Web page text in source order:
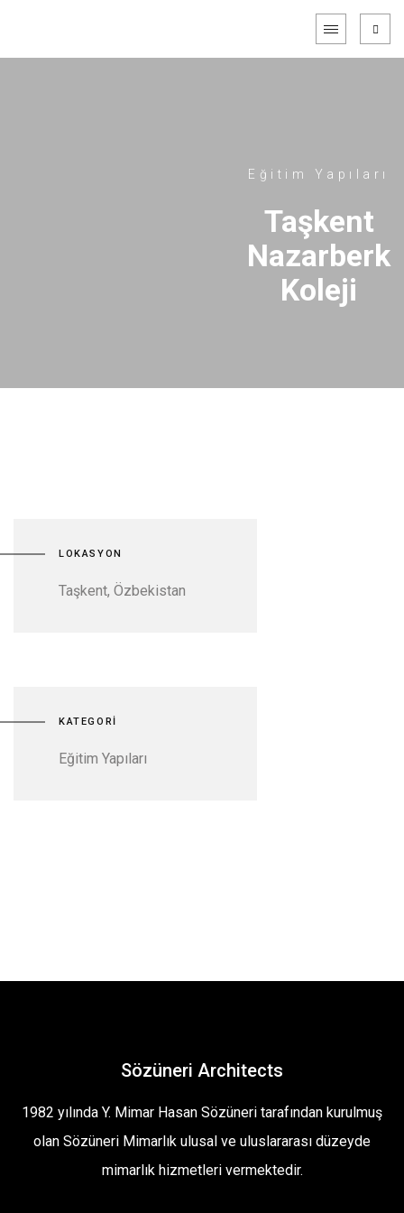
Eğitim Yapıları
Taşkent
Nazarberk
Koleji
LOKASYON
Taşkent, Özbekistan
KATEGORİ
Eğitim Yapıları
Sözüneri Architects
1982 yılında Y. Mimar Hasan Sözüneri tarafından kurulmuş
olan Sözüneri Mimarlık ulusal ve uluslararası düzeyde
mimarlık hizmetleri vermektedir.